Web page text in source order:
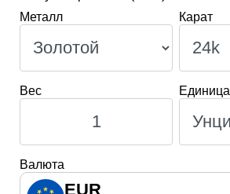
Металл
Карат
Вес Единица
Валюта
EUR